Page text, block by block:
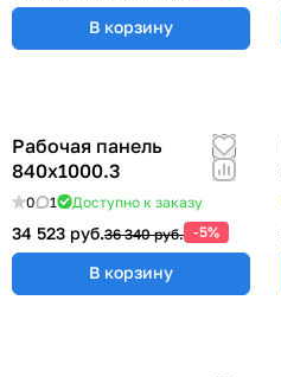
В корзину
Рабочая панель
840х1000.3
0 1 Доступно к заказу
34 523 руб.36 340 руб. -5%
В корзину